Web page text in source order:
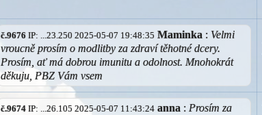
č.9676 IP: ...23.250 2025-05-07 19:48:35 Maminka : Velmi
vroucně prosím o modlitby za zdraví těhotné dcery.
Prosím, ať má dobrou imunitu a odolnost. Mnohokrát
děkuju, PBZ Vám vsem
č.9674 IP: ...26.105 2025-05-07 11:43:24 anna : Prosím za